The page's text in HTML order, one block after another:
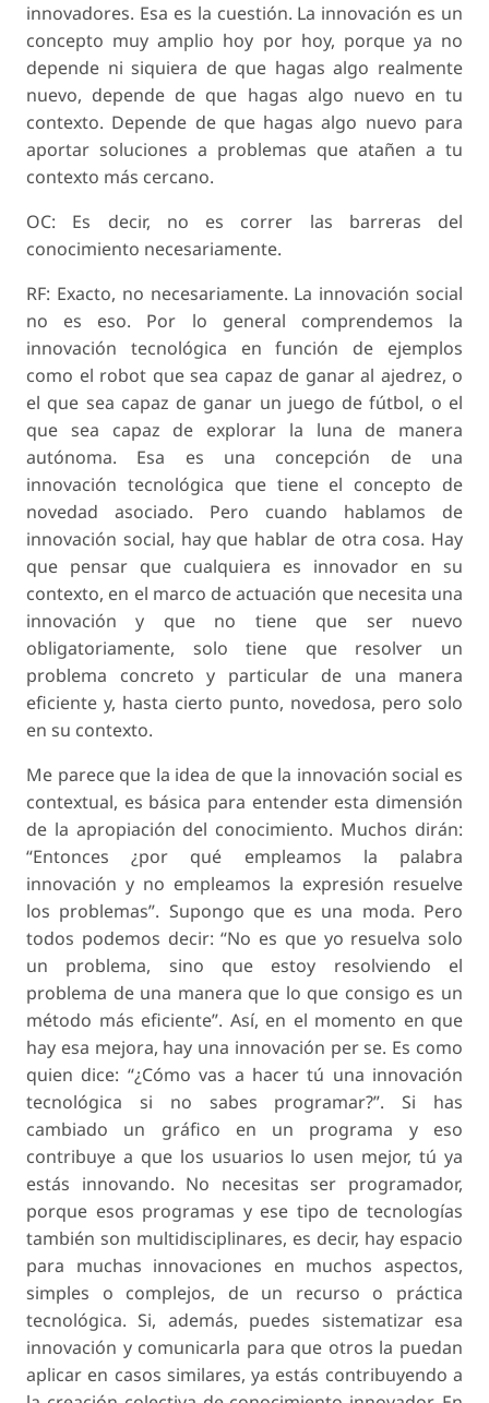
innovadores. Esa es la cuestión. La innovación es un
concepto muy amplio hoy por hoy, porque ya no
depende ni siquiera de que hagas algo realmente
nuevo, depende de que hagas algo nuevo en tu
contexto. Depende de que hagas algo nuevo para
aportar soluciones a problemas que atañen a tu
contexto más cercano.
OC: Es decir, no es correr las barreras del
conocimiento necesariamente.
RF: Exacto, no necesariamente. La innovación social
no es eso. Por lo general comprendemos la
innovación tecnológica en función de ejemplos
como el robot que sea capaz de ganar al ajedrez, o
el que sea capaz de ganar un juego de fútbol, o el
que sea capaz de explorar la luna de manera
autónoma. Esa es una concepción de una
innovación tecnológica que tiene el concepto de
novedad asociado. Pero cuando hablamos de
innovación social, hay que hablar de otra cosa. Hay
que pensar que cualquiera es innovador en su
contexto, en el marco de actuación que necesita una
innovación y que no tiene que ser nuevo
obligatoriamente, solo tiene que resolver un
problema concreto y particular de una manera
eficiente y, hasta cierto punto, novedosa, pero solo
en su contexto.
Me parece que la idea de que la innovación social es
contextual, es básica para entender esta dimensión
de la apropiación del conocimiento. Muchos dirán:
“Entonces ¿por qué empleamos la palabra
innovación y no empleamos la expresión resuelve
los problemas”. Supongo que es una moda. Pero
todos podemos decir: “No es que yo resuelva solo
un problema, sino que estoy resolviendo el
problema de una manera que lo que consigo es un
método más eficiente”. Así, en el momento en que
hay esa mejora, hay una innovación per se. Es como
quien dice: “¿Cómo vas a hacer tú una innovación
tecnológica si no sabes programar?”. Si has
cambiado un gráfico en un programa y eso
contribuye a que los usuarios lo usen mejor, tú ya
estás innovando. No necesitas ser programador,
porque esos programas y ese tipo de tecnologías
también son multidisciplinares, es decir, hay espacio
para muchas innovaciones en muchos aspectos,
simples o complejos, de un recurso o práctica
tecnológica. Si, además, puedes sistematizar esa
innovación y comunicarla para que otros la puedan
aplicar en casos similares, ya estás contribuyendo a